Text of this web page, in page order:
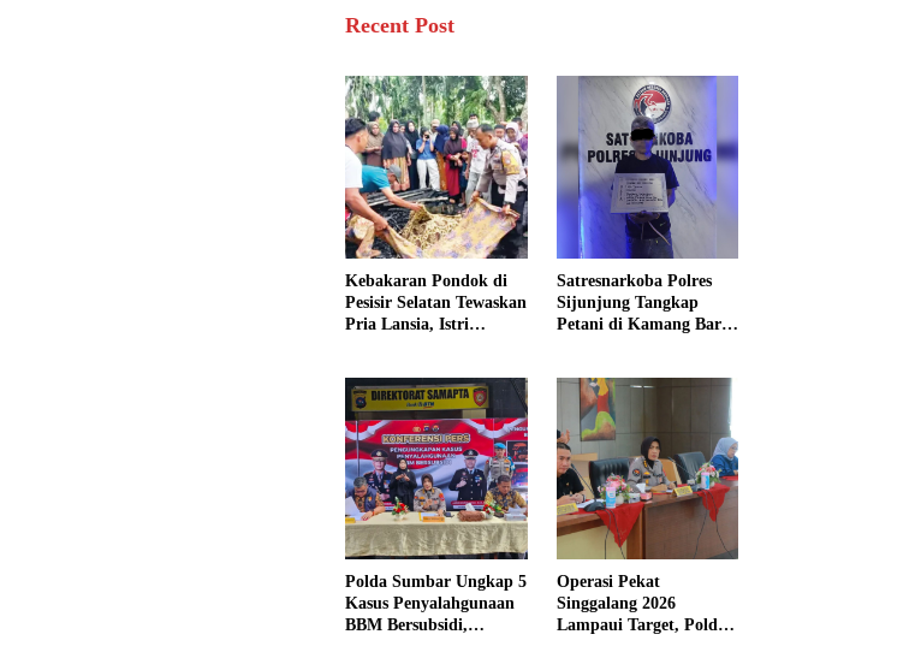
Recent Post
Kebakaran Pondok di
Pesisir Selatan Tewaskan
Pria Lansia, Istri
Satresnarkoba Polres
Sijunjung Tangkap
Petani di Kamang Baru,
Polda Sumbar Ungkap 5
Kasus Penyalahgunaan
BBM Bersubsidi,
Operasi Pekat
Singgalang 2026
Lampaui Target, Polda